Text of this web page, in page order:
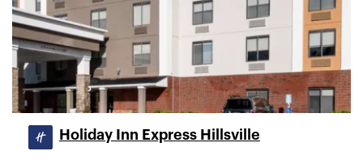
Holiday Inn Express Hillsville